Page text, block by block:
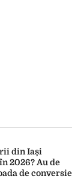
din Iași
2026? Au de
de conversie